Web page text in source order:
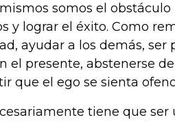
somos el
y lograr el éxito. Como
ayudar a los demás, ser
el presente, abstenerse
que el ego se sienta
tiene que ser